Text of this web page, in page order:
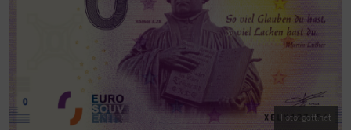
Foto: gott.net